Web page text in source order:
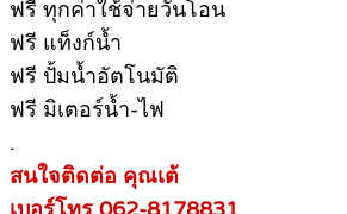
ฟรี ทุกค่าใช้จ่ายวันโอน
ฟรี แท็งก์น้ำ
ฟรี ปั้มน้ำอัตโนมัติ
ฟรี มิเตอร์น้ำ-ไฟ
.
สนใจติดต่อ คุณเต้